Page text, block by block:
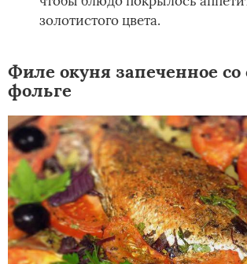
золотистого цвета.
Филе окуня запеченное со
фольге